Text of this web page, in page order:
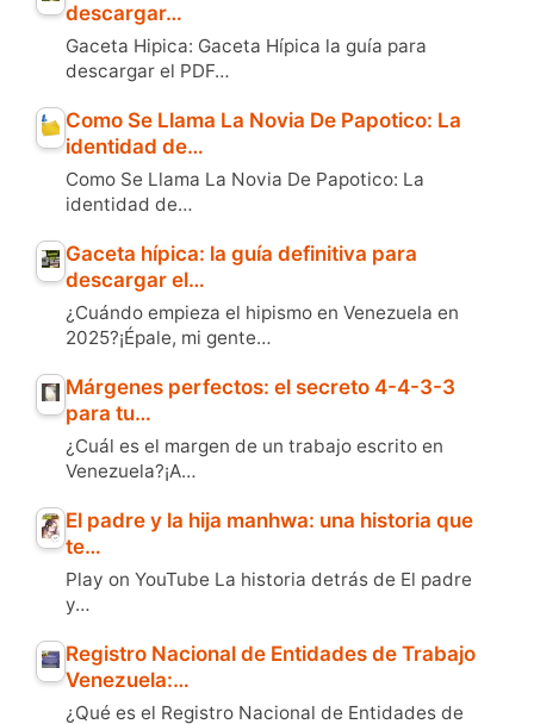
descargar…
Gaceta Hipica: Gaceta Hípica la guía para
descargar el PDF…
Como Se Llama La Novia De Papotico: La
identidad de…
Como Se Llama La Novia De Papotico: La
identidad de…
Gaceta hípica: la guía definitiva para
descargar el…
¿Cuándo empieza el hipismo en Venezuela en
2025?¡Épale, mi gente…
Márgenes perfectos: el secreto 4-4-3-3
para tu…
¿Cuál es el margen de un trabajo escrito en
Venezuela?¡A…
El padre y la hija manhwa: una historia que
te…
Play on YouTube La historia detrás de El padre
y…
Registro Nacional de Entidades de Trabajo
Venezuela:…
¿Qué es el Registro Nacional de Entidades de